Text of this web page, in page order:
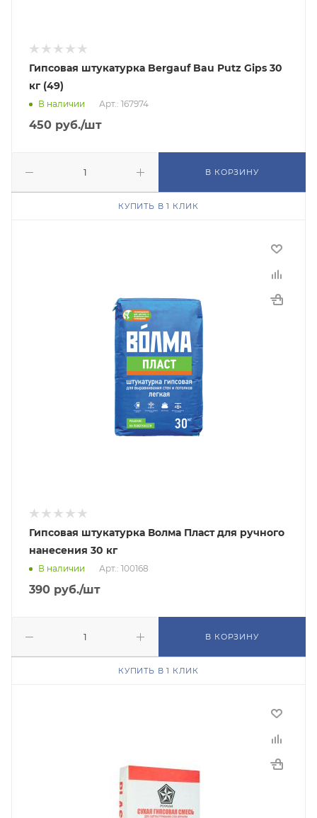
Гипсовая штукатурка Bergauf Bau Putz Gips 30
кг (49)
В наличии Арт.: 167974
450 руб./шт
В КОРЗИНУ
КУПИТЬ В 1 КЛИК
Гипсовая штукатурка Волма Пласт для ручного
нанесения 30 кг
В наличии Арт.: 100168
390 руб./шт
В КОРЗИНУ
КУПИТЬ В 1 КЛИК